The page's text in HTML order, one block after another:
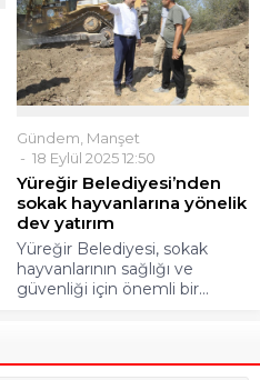
Gündem Manşet
18 Eylül 2025 12:50
Yüreğir Belediyesi’nden
sokak hayvanlarına yönelik
dev yatırım
Yüreğir Belediyesi, sokak
hayvanlarının sağlığı ve
güvenliği için önemli bir...